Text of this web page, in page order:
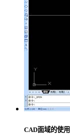
CAD面域的使用